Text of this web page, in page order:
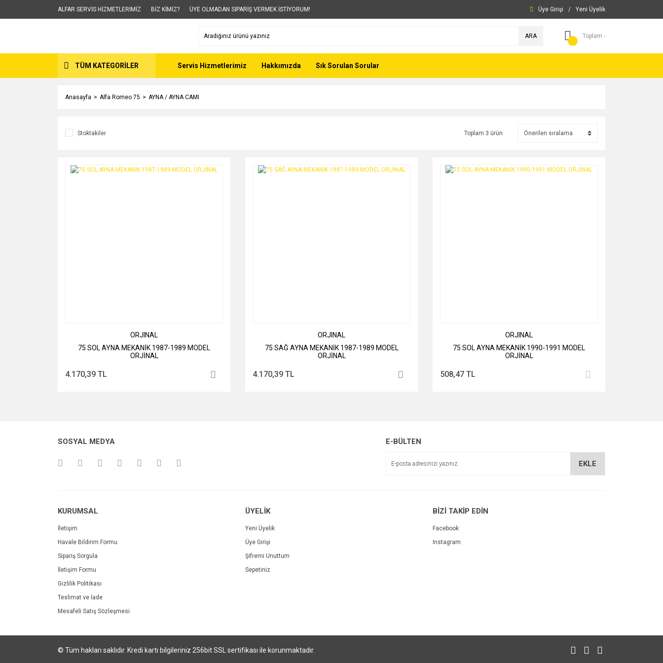
ALFAR SERVİS HİZMETLERİMİZ BİZ KİMİZ? ÜYE OLMADAN SİPARİŞ VERMEK İSTİYORUM! Üye Girişi / Yeni Üyelik
ARA Toplam -
TÜM KATEGORİLER Servis Hizmetlerimiz Hakkımızda Sık Sorulan Sorular
Anasayfa Alfa Romeo 75 AYNA / AYNA CAMI
Stoktakiler Toplam 3 ürün
ORJINAL
75 SOL AYNA MEKANİK 1987-1989 MODEL
ORJİNAL
4.170,39 TL
ORJINAL
75 SAĞ AYNA MEKANİK 1987-1989 MODEL
ORJİNAL
4.170,39 TL
ORJINAL
75 SOL AYNA MEKANİK 1990-1991 MODEL
ORJİNAL
508,47 TL
SOSYAL MEDYA E-BÜLTEN
EKLE
KURUMSAL
İletişim
Havale Bildirim Formu
Sipariş Sorgula
İletişim Formu
Gizlilik Politikası
Teslimat ve İade
Mesafeli Satış Sözleşmesi
ÜYELİK
Yeni Üyelik
Üye Girişi
Şifremi Unuttum
Sepetiniz
BİZİ TAKİP EDİN
Facebook
Instagram
© Tüm hakları saklıdır. Kredi kartı bilgileriniz 256bit SSL sertifikası ile korunmaktadır.